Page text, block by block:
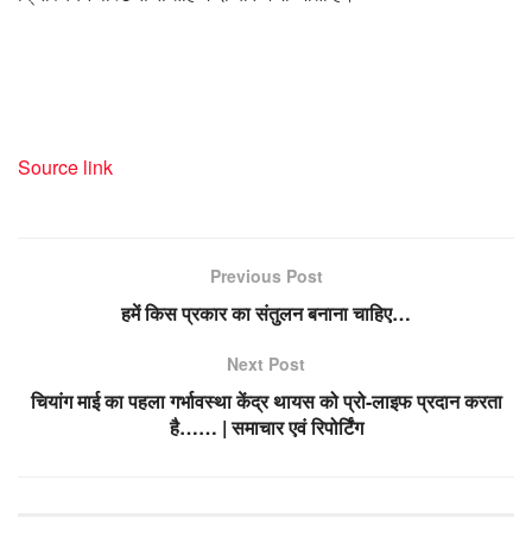
Source link
Previous Post
हमें किस प्रकार का संतुलन बनाना चाहिए…
Next Post
चियांग माई का पहला गर्भावस्था केंद्र थायस को प्रो-लाइफ प्रदान करता
है…… | समाचार एवं रिपोर्टिंग